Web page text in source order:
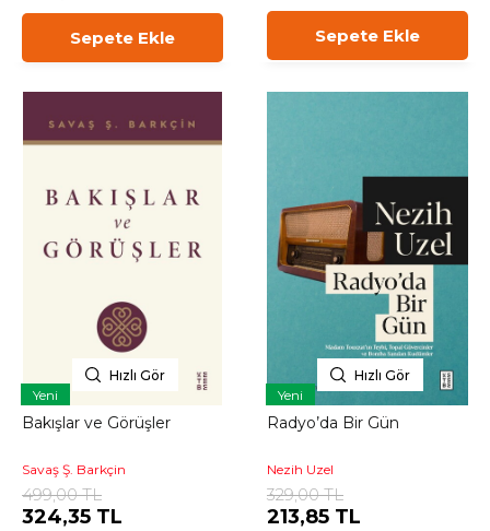
Sepete Ekle Sepete Ekle
Hızlı Gör
Yeni
Bakışlar ve Görüşler
Savaş Ş. Barkçin
499,00 TL
324,35 TL
Hızlı Gör
Yeni
Radyo’da Bir Gün
Nezih Uzel
329,00 TL
213,85 TL